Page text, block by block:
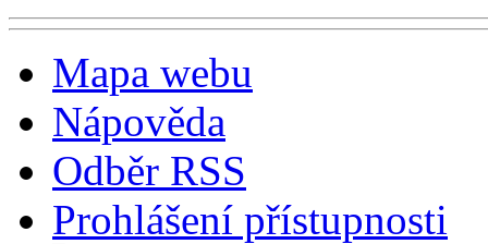
Mapa webu
Nápověda
Odběr RSS
Prohlášení přístupnosti